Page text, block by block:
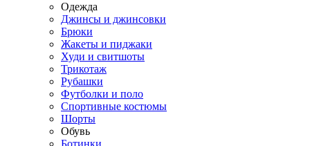
Одежда
Джинсы и джинсовки
Брюки
Жакеты и пиджаки
Худи и свитшоты
Трикотаж
Рубашки
Футболки и поло
Спортивные костюмы
Шорты
Обувь